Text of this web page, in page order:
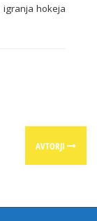
hokeja
AVTORJI